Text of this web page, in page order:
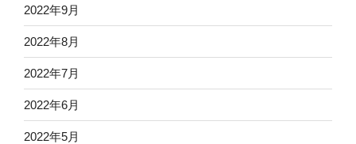
2022年9月
2022年8月
2022年7月
2022年6月
2022年5月